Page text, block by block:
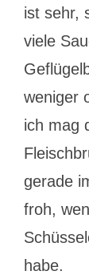
ist sehr,
viele
weniger
ich mag
gerade
froh,
habe.